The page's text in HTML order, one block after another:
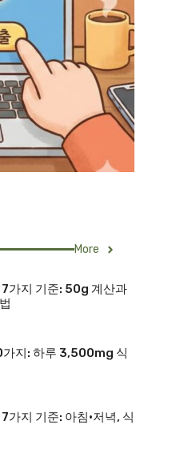
More
가지 기준: 50g 계산과
가지: 하루 3,500mg 식
가지 기준: 아침·저녁, 식